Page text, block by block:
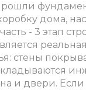
дома,
- 3 этап
стены
и двери. Если